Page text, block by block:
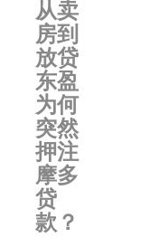
从卖
房到
放贷
东盈
为何
突然
押注
摩多
贷
款？